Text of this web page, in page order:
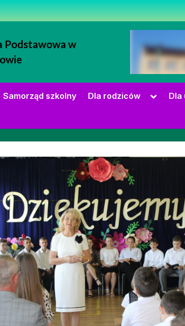
Podstawowa w
Samorząd szkolny Dla rodziców
Toggle
Dla